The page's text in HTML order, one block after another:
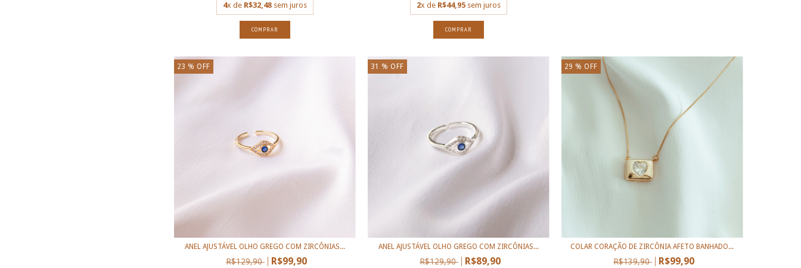
4x de R$32,48sem juros 2x de R$44,95sem juros
23 % OFF
ANEL AJUSTÁVEL OLHO GREGO COM ZIRCÔNIAS...
R$129,90 R$99,90
31 % OFF
ANEL AJUSTÁVEL OLHO GREGO COM ZIRCÔNIAS...
R$129,90 R$89,90
29 % OFF
COLAR CORAÇÃO DE ZIRCÔNIA AFETO BANHADO...
R$139,90 R$99,90